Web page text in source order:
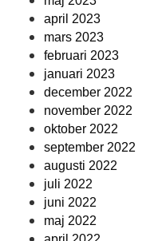
april 2023
mars 2023
februari 2023
januari 2023
december 2022
november 2022
oktober 2022
september 2022
augusti 2022
juli 2022
juni 2022
maj 2022